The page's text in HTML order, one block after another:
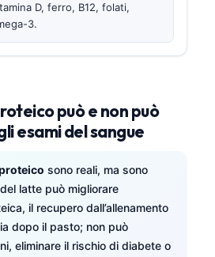
D, ferro, B12, folati,
3.
può e non può
esami del sangue
sono reali, ma sono
latte può migliorare
il recupero dall’allenamento
dopo il pasto; non può
eliminare il rischio di diabete o